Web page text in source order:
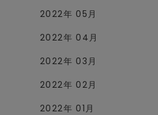
2022年 05月
2022年 04月
2022年 03月
2022年 02月
2022年 01月